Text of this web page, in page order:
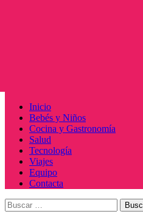
Menú
principal
Inicio
Bebés y Niños
Cocina y Gastronomía
Salud
Tecnología
Viajes
Equipo
Contacta
Buscar: